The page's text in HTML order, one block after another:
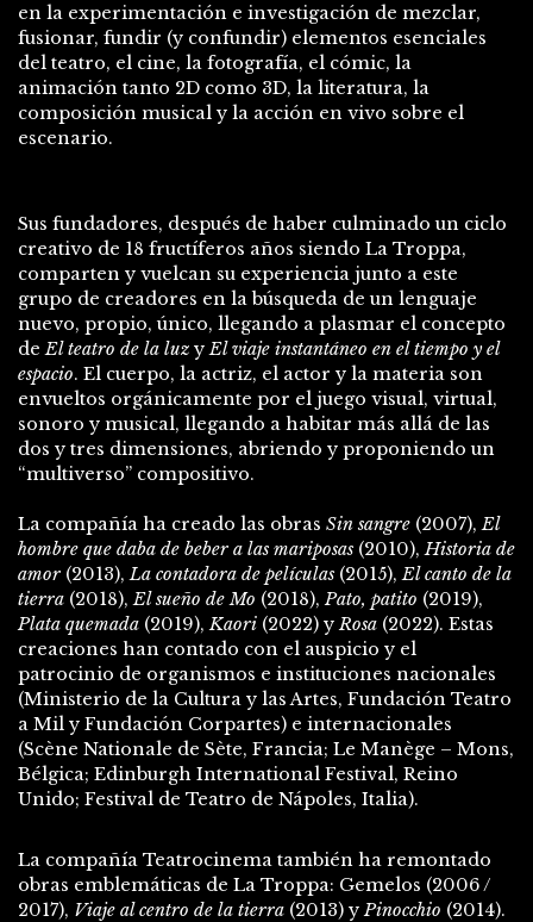
en la experimentación e investigación de mezclar,
fusionar, fundir (y confundir) elementos esenciales
del teatro, el cine, la fotografía, el cómic, la
animación tanto 2D como 3D, la literatura, la
composición musical y la acción en vivo sobre el
escenario.
Sus fundadores, después de haber culminado un ciclo
creativo de 18 fructíferos años siendo La Troppa,
comparten y vuelcan su experiencia junto a este
grupo de creadores en la búsqueda de un lenguaje
nuevo, propio, único, llegando a plasmar el concepto
de El teatro de la luz y El viaje instantáneo en el tiempo y el
espacio. El cuerpo, la actriz, el actor y la materia son
envueltos orgánicamente por el juego visual, virtual,
sonoro y musical, llegando a habitar más allá de las
dos y tres dimensiones, abriendo y proponiendo un
“multiverso” compositivo.
La compañía ha creado las obras Sin sangre (2007), El
hombre que daba de beber a las mariposas (2010), Historia de
amor (2013), La contadora de películas (2015), El canto de la
tierra (2018), El sueño de Mo (2018), Pato, patito (2019),
Plata quemada (2019), Kaori (2022) y Rosa (2022). Estas
creaciones han contado con el auspicio y el
patrocinio de organismos e instituciones nacionales
(Ministerio de la Cultura y las Artes, Fundación Teatro
a Mil y Fundación Corpartes) e internacionales
(Scène Nationale de Sète, Francia; Le Manège – Mons,
Bélgica; Edinburgh International Festival, Reino
Unido; Festival de Teatro de Nápoles, Italia).
La compañía Teatrocinema también ha remontado
obras emblemáticas de La Troppa: Gemelos (2006 /
2017), Viaje al centro de la tierra (2013) y Pinocchio (2014).